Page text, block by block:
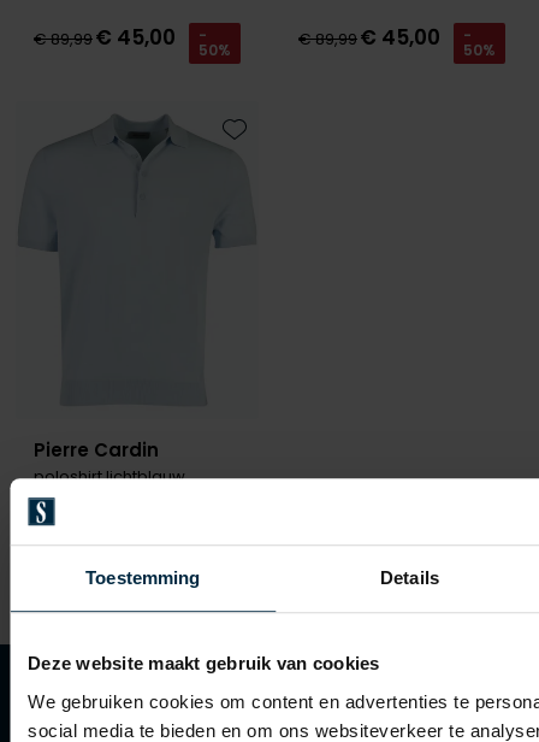
Toestemming Details
Deze website maakt gebruik van cookies
We gebruiken cookies om content en advertenties te
social media te bieden en om ons websiteverkeer te
€ 89,99€ 45,00 -
50% € 89,99€ 45,00 -
50%
Pierre Cardin
poloshirt lichtblauw
20%